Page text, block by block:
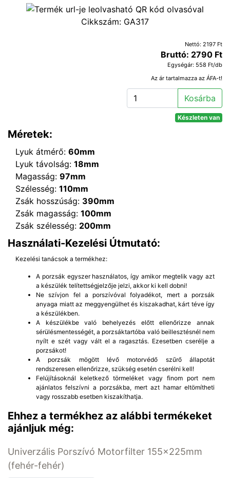
Cikkszám: GA317
Nettó: 2197 Ft
Bruttó: 2790 Ft
Egységár: 558 Ft/db
Az ár tartalmazza az ÁFA-t!
Kosárba
Készleten van
Méretek:
Lyuk átmérő: 60mm
Lyuk távolság: 18mm
Magasság: 97mm
Szélesség: 110mm
Zsák hosszúság: 390mm
Zsák magasság: 100mm
Zsák szélesség: 200mm
Használati-Kezelési Útmutató:
Kezelési tanácsok a termékhez:
A porzsák egyszer használatos, így amikor megtelik vagy azt
a készülék telítettségjelzője jelzi, akkor ki kell dobni!
Ne szívjon fel a porszívóval folyadékot, mert a porzsák
anyaga miatt az meggyengülhet és kiszakadhat, kárt téve így
a készülékben.
A készülékbe való behelyezés előtt ellenőrizze annak
sérülésmentességét, a porzsáktartóba való beillesztésnél nem
nyílt e szét vagy vált el a ragasztás. Ezesetben cserélje a
porzsákot!
A porzsák mögött lévő motorvédő szűrő állapotát
rendszeresen ellenőrizze, szükség esetén cserélni kell!
Felújításoknál keletkező törmeléket vagy finom port nem
ajánlatos felszívni a porzsákba, mert azt hamar eltömítheti
vagy rosszabb esetben kiszakíthatja.
Ehhez a termékhez az alábbi termékeket
ajánljuk még:
Univerzális Porszívó Motorfilter 155x225mm
(fehér-fehér)